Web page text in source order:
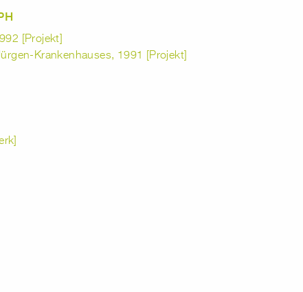
[Projekt]
Krankenhauses, 1991 [Projekt]